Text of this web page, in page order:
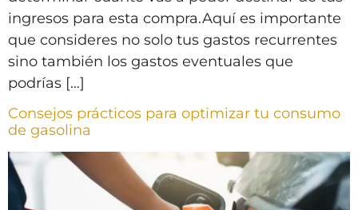
ingresos para esta compra.Aquí es importante
que consideres no solo tus gastos recurrentes
sino también los gastos eventuales que
podrías […]
Consejos prácticos para optimizar tu consumo
de gasolina